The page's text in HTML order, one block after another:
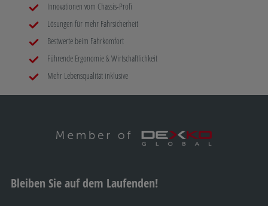
Innovationen vom Chassis-Profi
Lösungen für mehr Fahrsicherheit
Bestwerte beim Fahrkomfort
Führende Ergonomie & Wirtschaftlichkeit
Mehr Lebensqualität inklusive
Bleiben Sie auf dem Laufenden!